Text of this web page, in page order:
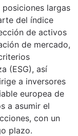
largas
del índice
de activos
de mercado,
(ESG), así
a inversores
europea de
a asumir el
con un
plazo.